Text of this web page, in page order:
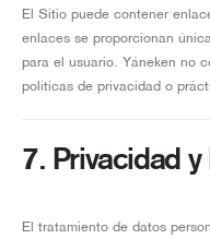
El Sitio puede contener
enlaces se proporcionan
para el usuario. Yáneken no
políticas de privacidad o
7. Privacidad
El tratamiento de datos